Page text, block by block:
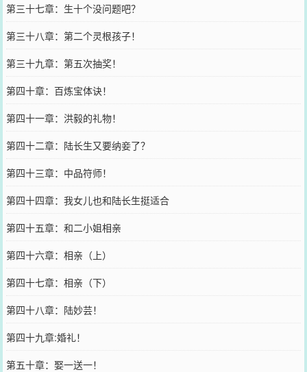
第三十七章：生十个没问题吧？
第三十八章：第二个灵根孩子！
第三十九章：第五次抽奖！
第四十章：百炼宝体诀！
第四十一章：洪毅的礼物！
第四十二章：陆长生又要纳妾了？
第四十三章：中品符师！
第四十四章：我女儿也和陆长生挺适合
第四十五章：和二小姐相亲
第四十六章：相亲（上）
第四十七章：相亲（下）
第四十八章：陆妙芸！
第四十九章:婚礼！
第五十章：娶一送一！